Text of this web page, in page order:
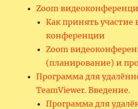
Zoom
Как принять участие
конференции
Zoom
(планирование) и
Программа для
TeamViewer. Введение.
Программа для